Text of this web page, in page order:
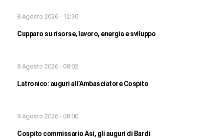
8 Agosto 2026 - 12:30
Cupparo su risorse, lavoro, energia e sviluppo
8 Agosto 2026 - 08:02
Latronico: auguri all’Ambasciatore Cospito
8 Agosto 2026 - 08:00
Cospito commissario Asi, gli auguri di Bardi